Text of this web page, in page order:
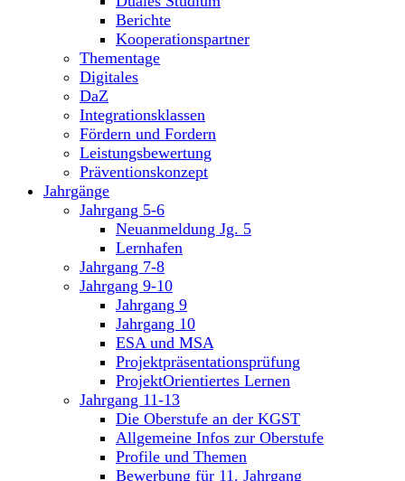
Berichte
Kooperationspartner
Thementage
Digitales
DaZ
Integrationsklassen
Fördern und Fordern
Leistungsbewertung
Präventionskonzept
Jahrgänge
Jahrgang 5-6
Neuanmeldung Jg. 5
Lernhafen
Jahrgang 7-8
Jahrgang 9-10
Jahrgang 9
Jahrgang 10
ESA und MSA
Projektpräsentationsprüfung
ProjektOrientiertes Lernen
Jahrgang 11-13
Die Oberstufe an der KGST
Allgemeine Infos zur Oberstufe
Profile und Themen
Bewerbung für 11. Jahrgang